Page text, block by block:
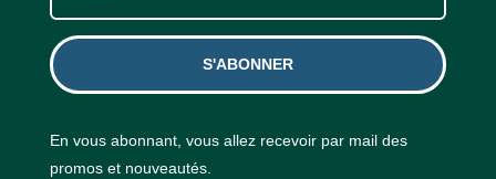
S'ABONNER
En vous abonnant, vous allez recevoir par mail des
promos et nouveautés.